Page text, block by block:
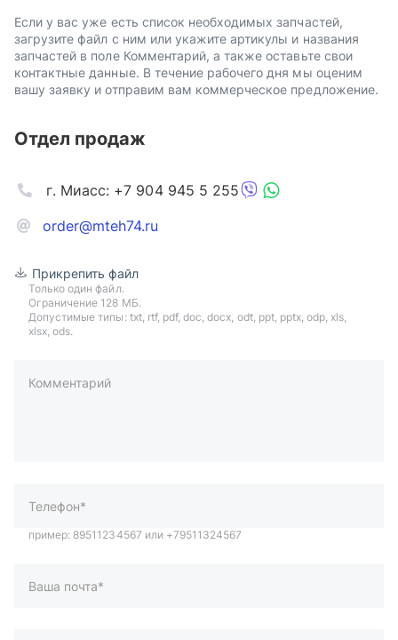
Если у вас уже есть список необходимых запчастей,
загрузите файл с ним или укажите артикулы и названия
запчастей в поле Комментарий, а также оставьте свои
контактные данные. В течение рабочего дня мы оценим
вашу заявку и отправим вам коммерческое предложение.
Отдел продаж
order@mteh74.ru
г. Миасс: +7 904 945 5 255
Прикрепить файл
Только один файл.
Ограничение 128 МБ.
Допустимые типы: txt, rtf, pdf, doc, docx, odt, ppt, pptx, odp, xls,
xlsx, ods.
Комментарий
пример: 89511234567 или +79511324567
Отправить